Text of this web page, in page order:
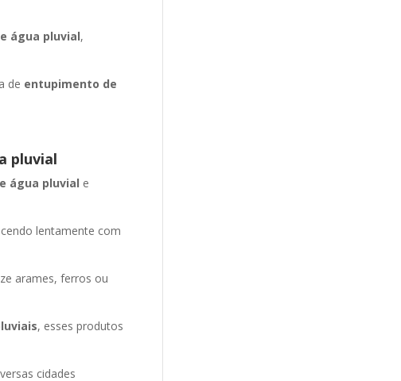
água pluvial,
de entupimento de
pluvial
água pluvial e
lentamente com
arames, ferros ou
, esses produtos
cidades